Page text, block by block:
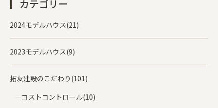
カテゴリー
2024モデルハウス(21)
2023モデルハウス(9)
拓友建設のこだわり(101)
コストコントロール(10)